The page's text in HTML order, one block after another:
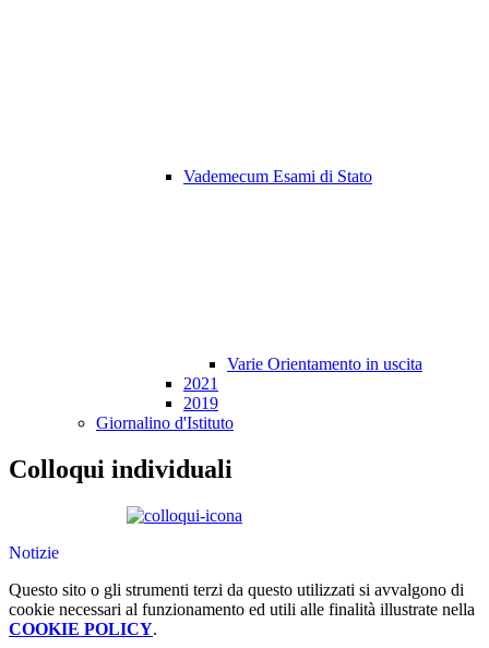
Vademecum Esami di Stato
Varie Orientamento in uscita
2021
2019
Giornalino d'Istituto
Colloqui individuali
Notizie
Questo sito o gli strumenti terzi da questo utilizzati si avvalgono di
cookie necessari al funzionamento ed utili alle finalità illustrate nella
COOKIE POLICY.